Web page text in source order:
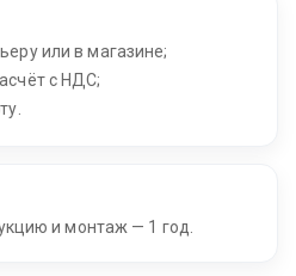
или в магазине;
с НДС;
и монтаж — 1 год.